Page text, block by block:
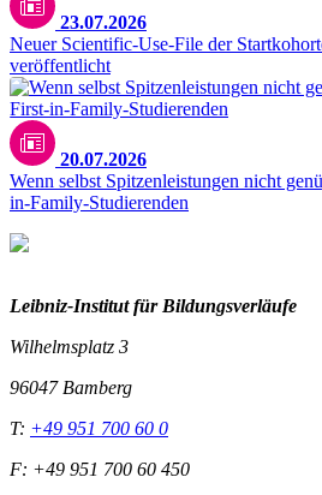
23.07.2026
Neuer Scientific-Use-File der
veröffentlicht
20.07.2026
Wenn selbst Spitzenleistungen nicht
in-Family-Studierenden
Leibniz-Institut für Bildungsverläufe
Wilhelmsplatz 3
96047 Bamberg
T: +49 951 700 60 0
F: +49 951 700 60 450